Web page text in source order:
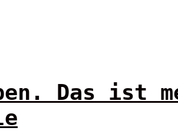
Das ist